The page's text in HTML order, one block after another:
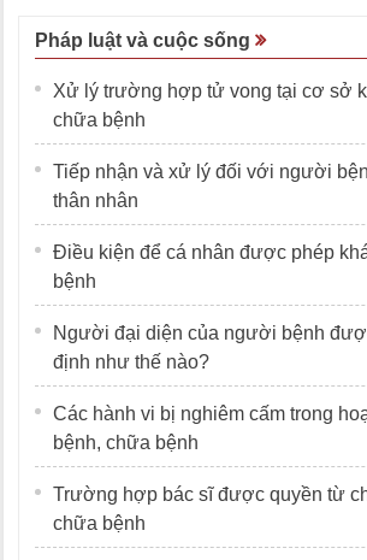
Pháp luật và cuộc sống
Xử lý trường hợp tử vong tại cơ sở
chữa bệnh
Tiếp nhận và xử lý đối với người
thân nhân
Điều kiện để cá nhân được phép
bệnh
Người đại diện của người bệnh
định như thế nào?
Các hành vi bị nghiêm cấm trong
bệnh, chữa bệnh
Trường hợp bác sĩ được quyền từ
chữa bệnh